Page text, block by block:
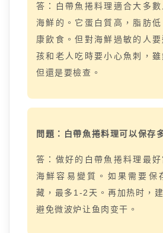
答：白帶魚捲料理適合大多
海鮮的。它蛋白質高，脂肪
康飲食。但對海鮮過敏的人
孩和老人吃時要小心魚刺，雖
但還是要檢查。
問題：白帶魚捲料理可以保存
答：做好的白帶魚捲料理最
海鮮容易變質。如果需要保
藏，最多1-2天。再加热时，
避免微波炉让鱼肉变干。